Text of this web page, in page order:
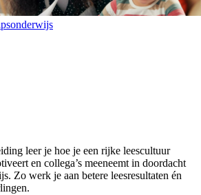
leer je hoe je een rijke leescultuur
en collega’s meeneemt in doordacht
Zo werk je aan betere leesresultaten én